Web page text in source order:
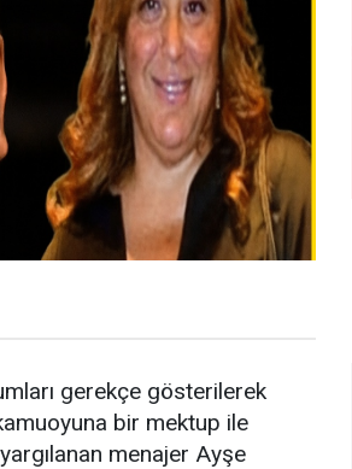
gerekçe gösterilerek
bir mektup ile
menajer Ayşe